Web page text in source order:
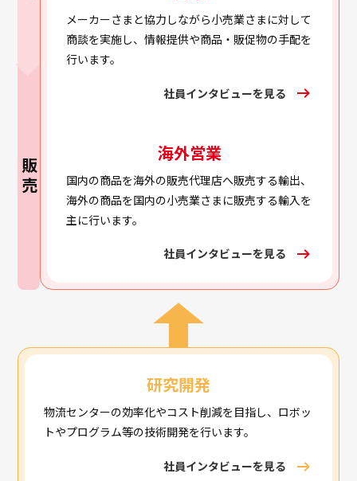
販売
メーカーさまと協力しながら小売業さまに対して
商談を実施し、情報提供や商品・販促物の手配を
行います。
社員インタビューを見る
海外営業
国内の商品を海外の販売代理店へ販売する輸出、
海外の商品を国内の小売業さまに販売する輸入を
主に行います。
社員インタビューを見る
研究開発
物流センターの効率化やコスト削減を目指し、ロボッ
トやプログラム等の技術開発を行います。
社員インタビューを見る